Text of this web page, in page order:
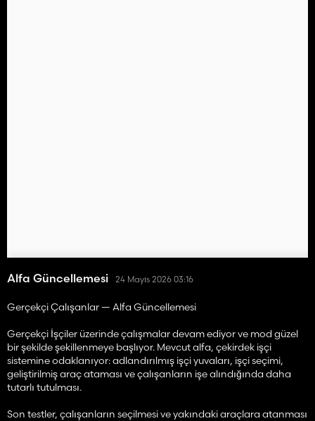
Alfa Güncellemesi 24 Mayıs 2026 03:16
Gerçekçi Çalışanlar — Alfa Güncellemesi
Gerçekçi İşçiler üzerinde çalışmalar devam ediyor ve mod güzel
bir şekilde şekillenmeye başlıyor. Mevcut alfa, çekirdek işçi
sistemine odaklanıyor: adlandırılmış işçi yuvaları, işçi seçimi,
geliştirilmiş araç ataması ve çalışanların işe alındığında daha
tutarlı tutulması.
Son testler, çalışanların seçilmesi ve yakındaki araçlara atanması